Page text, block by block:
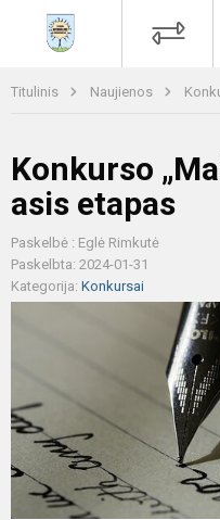
Titulinis Naujienos
Konkurso
asis etapas
Paskelbė : Eglė Rimkutė
Paskelbta: 2024-01-31
Kategorija: Konkursai